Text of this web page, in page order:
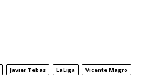
Javier Tebas LaLiga Vicente Magro